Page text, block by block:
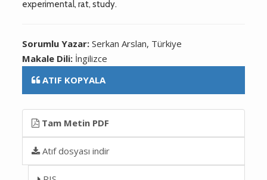
experimental, rat, study.
Sorumlu Yazar:Serkan Arslan, Türkiye
Makale Dili: İngilizce
ATIF KOPYALA
Tam Metin PDF
Atıf dosyası indir